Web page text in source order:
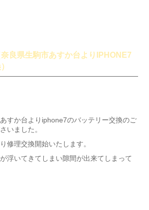
良県生駒市あすか台よりIPHONE7
すか台よりiphone7のバッテリー交換のご
いました。
修理交換開始いたします。
浮いてきてしまい隙間が出来てしまって